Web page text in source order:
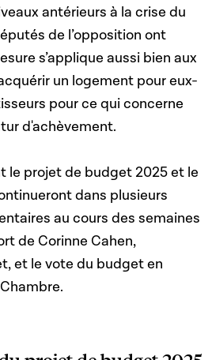
antérieurs à la crise du
de l’opposition ont
s’applique aussi bien aux
un logement pour eux-
pour ce qui concerne
d'achèvement.
le projet de budget 2025 et le
dans plusieurs
au cours des semaines
de Corinne Cahen,
et le vote du budget en